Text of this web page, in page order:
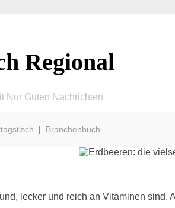
Regional
Nur Guten Nachrichten
| Branchenbuch
lecker und reich an Vitaminen sind.